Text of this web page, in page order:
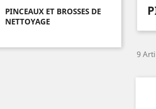
PINCEAUX ET BROSSES DE
NETTOYAGE
9